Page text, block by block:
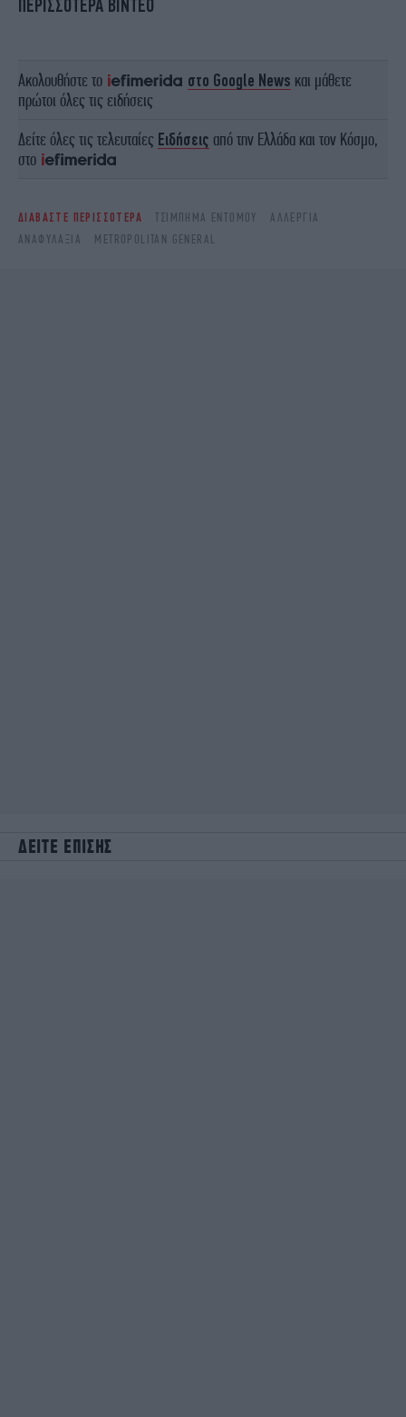
ΠΕΡΙΣΣΟΤΕΡΑ ΒΙΝΤΕΟ
Ακολουθήστε το στο Google News και μάθετε
πρώτοι όλες τις ειδήσεις
Δείτε όλες τις τελευταίες Ειδήσεις από την Ελλάδα και τον Κόσμο,
στο
ΔΙΑΒΑΣΤΕ ΠΕΡΙΣΣΟΤΕΡΑ ΤΣΙΜΠΗΜΑ ΕΝΤΟΜΟΥ
ΑΛΛΕΡΓΊΑ
ΑΝΑΦΥΛΑΞΊΑ
METROPOLITAN GENERAL
ΔΕΙΤΕ ΕΠΙΣΗΣ